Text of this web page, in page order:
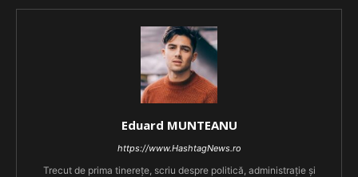
Eduard MUNTEANU
https://www.HashtagNews.ro
Trecut de prima tinerețe, scriu despre politică, administrație și